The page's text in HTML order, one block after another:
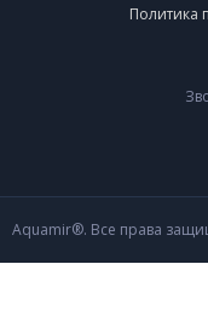
Политика
Aquamir®. Все права